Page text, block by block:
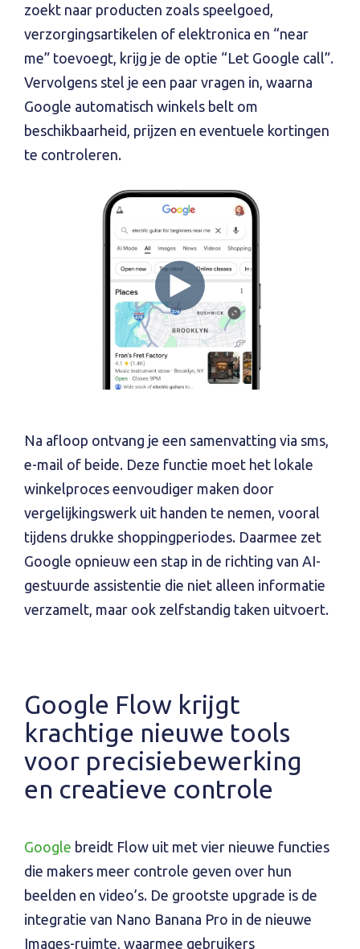
zoekt naar producten zoals speelgoed,
verzorgingsartikelen of elektronica en “near
me” toevoegt, krijg je de optie “Let Google call”.
Vervolgens stel je een paar vragen in, waarna
Google automatisch winkels belt om
beschikbaarheid, prijzen en eventuele kortingen
te controleren.
Na afloop ontvang je een samenvatting via sms,
e-mail of beide. Deze functie moet het lokale
winkelproces eenvoudiger maken door
vergelijkingswerk uit handen te nemen, vooral
tijdens drukke shoppingperiodes. Daarmee zet
Google opnieuw een stap in de richting van AI-
gestuurde assistentie die niet alleen informatie
verzamelt, maar ook zelfstandig taken uitvoert.
Google Flow krijgt
krachtige nieuwe tools
voor precisie­bewerking
en creatieve controle
Google breidt Flow uit met vier nieuwe functies
die makers meer controle geven over hun
beelden en video’s. De grootste upgrade is de
integratie van Nano Banana Pro in de nieuwe
Images-ruimte, waarmee gebruikers